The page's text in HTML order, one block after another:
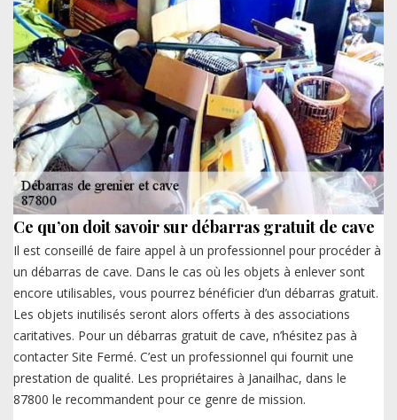
Ce qu’on doit savoir sur débarras gratuit de cave
Il est conseillé de faire appel à un professionnel pour procéder à
un débarras de cave. Dans le cas où les objets à enlever sont
encore utilisables, vous pourrez bénéficier d’un débarras gratuit.
Les objets inutilisés seront alors offerts à des associations
caritatives. Pour un débarras gratuit de cave, n’hésitez pas à
contacter Site Fermé. C’est un professionnel qui fournit une
prestation de qualité. Les propriétaires à Janailhac, dans le
87800 le recommandent pour ce genre de mission.